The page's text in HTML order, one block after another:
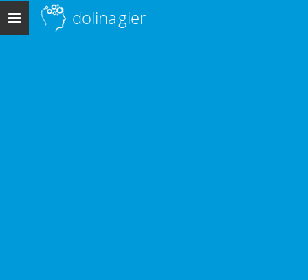
Menu
główne
dolinagier